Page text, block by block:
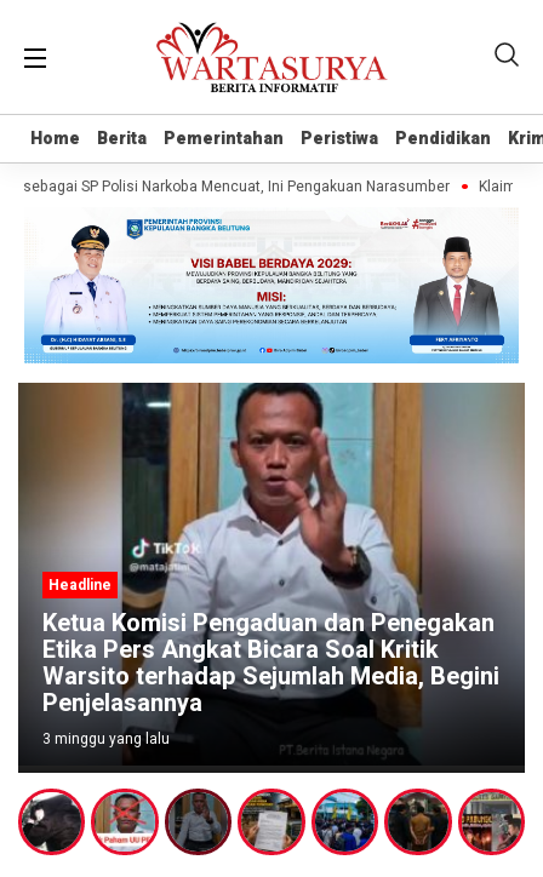
Home Berita Pemerintahan Peristiwa Pendidikan
Home Berita Pemerintahan Peristiwa Pendidikan
sebagai SP Polisi Narkoba Mencuat, Ini Pengakuan Narasumber Klaim
dan Penegakan
Soal Kritik
Media, Begini
Headline
Pengaduan Warga
Diminta Segera
Judi di Pucangsari
4 minggu yang lalu